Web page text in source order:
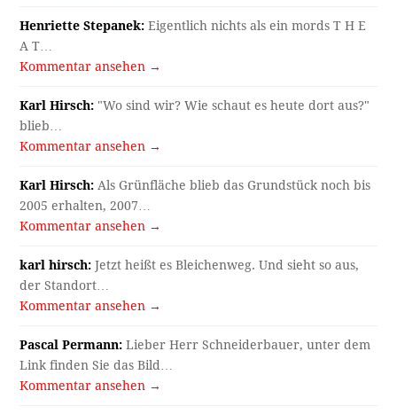
Henriette Stepanek: Eigentlich nichts als ein mords T H E
A T…
Kommentar ansehen →
Karl Hirsch: "Wo sind wir? Wie schaut es heute dort aus?"
blieb…
Kommentar ansehen →
Karl Hirsch: Als Grünfläche blieb das Grundstück noch bis
2005 erhalten, 2007…
Kommentar ansehen →
karl hirsch: Jetzt heißt es Bleichenweg. Und sieht so aus,
der Standort…
Kommentar ansehen →
Pascal Permann: Lieber Herr Schneiderbauer, unter dem
Link finden Sie das Bild…
Kommentar ansehen →